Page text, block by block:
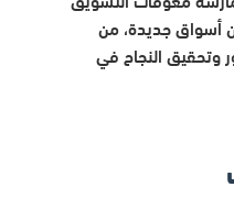
أسواق جديدة، من
وتحقيق النجاح في